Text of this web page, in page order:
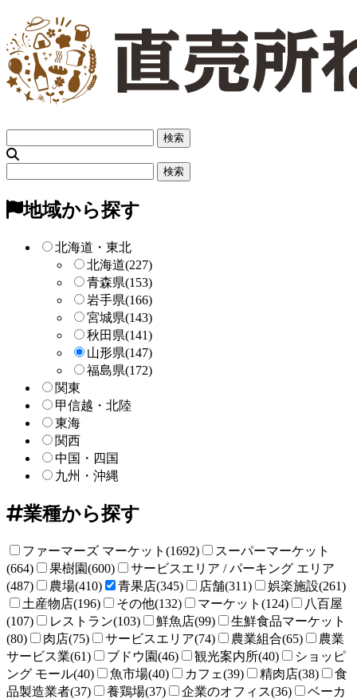
リ
索
ー
検
地域から探す
北海道・東北
北海道(227)
青森県(153)
岩手県(166)
宮城県(143)
秋田県(141)
山形県(147)
福島県(172)
関東
甲信越・北陸
東海
関西
中国・四国
九州・沖縄
業種から探す
ファーマーズ マーケット(1692)
スーパーマーケット
(664)
果樹園(600)
サービスエリア / パーキング エリア
(487)
農場(410) 青果店(345) 店舗(311)
娯楽施設(261)
土産物店(196)
その他(132) マーケット(124)
八百屋
(107)
レストラン(103) 鮮魚店(99)
生鮮食品マーケット
(80)
肉店(75) サービスエリア(74) 農業組合(65)
農業
サービス業(61)
ブドウ園(46) 観光案内所(40)
ショッピ
ング モール(40)
魚市場(40) カフェ(39) 精肉店(38)
食
品製造業者(37)
養鶏場(37) 企業のオフィス(36)
ベーカ